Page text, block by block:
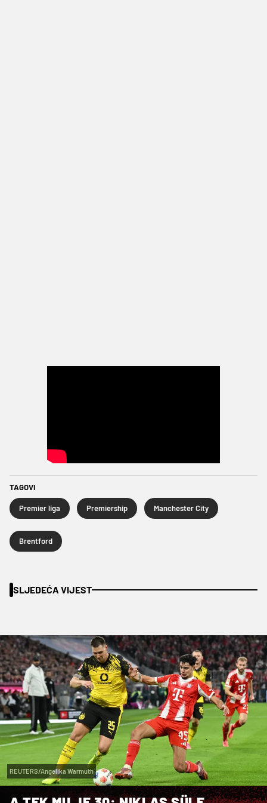
TAGOVI
Premier liga Premiership Manchester City
Brentford
SLJEDEĆA VIJEST
REUTERS/Angelika Warmuth